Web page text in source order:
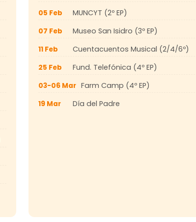
05 Feb MUNCYT (2º EP)
07 Feb Museo San Isidro (3º EP)
11 Feb Cuentacuentos Musical (2/4/6º)
25 Feb Fund. Telefónica (4º EP)
03-06 Mar Farm Camp (4º EP)
19 Mar Día del Padre